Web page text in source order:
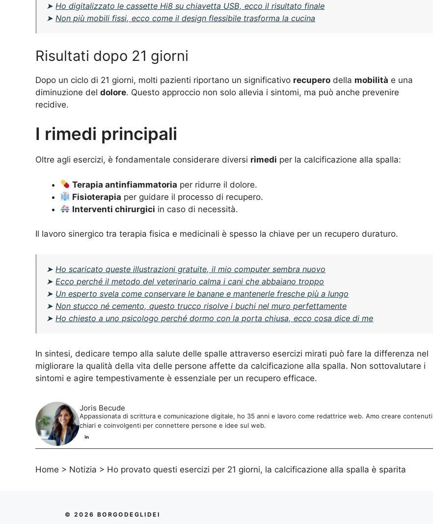
➤ Ho digitalizzato le cassette Hi8 su chiavetta USB, ecco il risultato finale
➤ Non più mobili fissi, ecco come il design flessibile trasforma la cucina
Risultati dopo 21 giorni
Dopo un ciclo di 21 giorni, molti pazienti riportano un significativo recupero della mobilità e una
diminuzione del dolore. Questo approccio non solo allevia i sintomi, ma può anche prevenire
recidive.
I rimedi principali
Oltre agli esercizi, è fondamentale considerare diversi rimedi per la calcificazione alla spalla:
Terapia antinfiammatoria per ridurre il dolore.
Fisioterapia per guidare il processo di recupero.
Interventi chirurgici in caso di necessità.
Il lavoro sinergico tra terapia fisica e medicinali è spesso la chiave per un recupero duraturo.
➤Ho scaricato queste illustrazioni gratuite, il mio computer sembra nuovo
➤Ecco perché il metodo del veterinario calma i cani che abbaiano troppo
➤ Un esperto svela come conservare le banane e mantenerle fresche più a lungo
➤Non stucco né cemento, questo trucco risolve i buchi nel muro perfettamente
➤Ho chiesto a uno psicologo perché dormo con la porta chiusa, ecco cosa dice di me
In sintesi, dedicare tempo alla salute delle spalle attraverso esercizi mirati può fare la differenza nel
migliorare la qualità della vita delle persone affette da calcificazione alla spalla. Non sottovalutare i
sintomi e agire tempestivamente è essenziale per un recupero efficace.
Joris Becude
Appassionata di scrittura e comunicazione digitale, ho 35 anni e lavoro come redattrice web. Amo creare contenuti
chiari e coinvolgenti per connettere persone e idee sul web.
Home > Notizia > Ho provato questi esercizi per 21 giorni, la calcificazione alla spalla è sparita
© 2026 BORGODEGLIDEI